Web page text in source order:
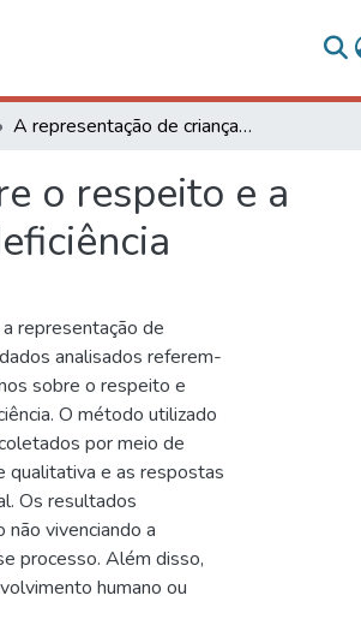
A representação de crianças e adolescentes sobre o respeito e a cooperação pelas crianças e adolescentes com deficiência
o respeito e a
representação de
analisados referem-
sobre o respeito e
O método utilizado
por meio de
qualitativa e as respostas
Os resultados
vivenciando a
processo. Além disso,
humano ou